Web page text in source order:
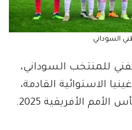
السوداني
للمنتخب السوداني،
الاستوائية القادمة،
الأفريقية 2025.